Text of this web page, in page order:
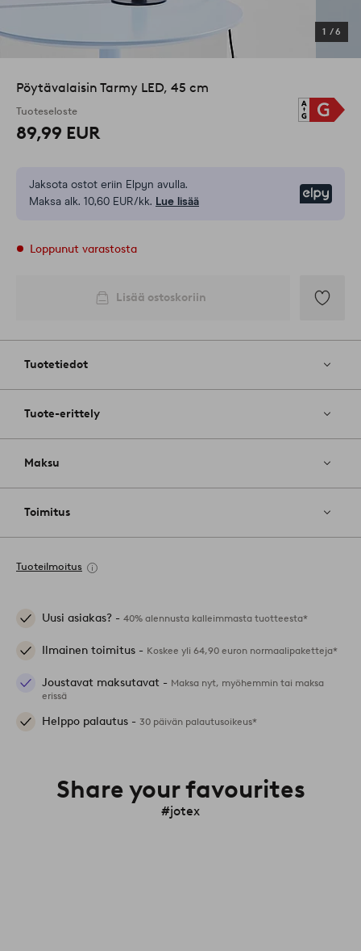
1 /6
Pöytävalaisin Tarmy LED, 45 cm
Tuoteseloste
89,99 EUR
Jaksota ostot eriin Elpyn avulla.
Maksa alk. 10,60 EUR/kk. Lue lisää
Loppunut varastosta
Lisää ostoskoriin
Tuotetiedot
Tuote-erittely
Maksu
Toimitus
Tuoteilmoitus
Uusi asiakas? - 40% alennusta kalleimmasta tuotteesta*
Ilmainen toimitus - Koskee yli 64,90 euron normaalipaketteja*
Joustavat maksutavat - Maksa nyt, myöhemmin tai maksa
erissä
Helppo palautus - 30 päivän palautusoikeus*
Share your favourites
#jotex